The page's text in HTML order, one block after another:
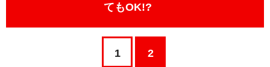
てもOK!?
1 2